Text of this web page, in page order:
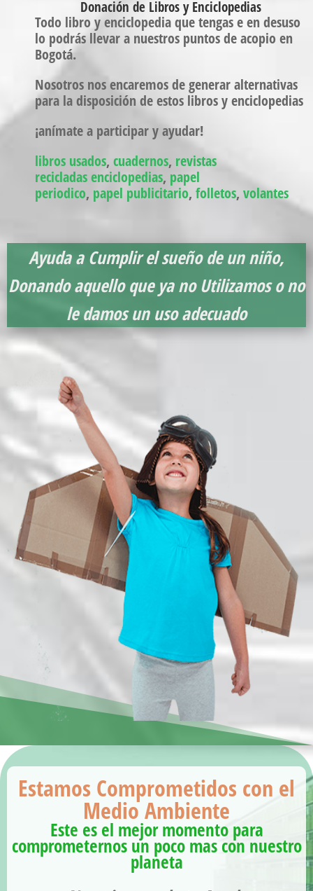
Donación de Libros y Enciclopedias
Todo libro y enciclopedia que tengas e en desuso
lo podrás llevar a nuestros puntos de acopio en
Bogotá.
Nosotros nos encaremos de generar alternativas
para la disposición de estos libros y enciclopedias
¡anímate a participar y ayudar!
libros usados, cuadernos, revistas
recicladasenciclopedias, papel
periodico, papel publicitario, folletos, volantes
Ayuda a Cumplir el sueño de un niño,
Donando aquello que ya no Utilizamos o no
le damos un uso adecuado
Estamos Comprometidos con el
Medio Ambiente
Este es el mejor momento para
comprometernos un poco mas con nuestro
planeta